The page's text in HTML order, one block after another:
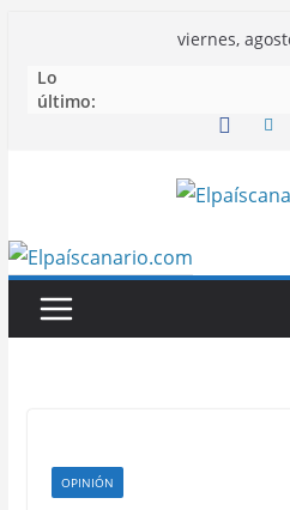
contenido
viernes,
Lo
último:
OPINIÓN